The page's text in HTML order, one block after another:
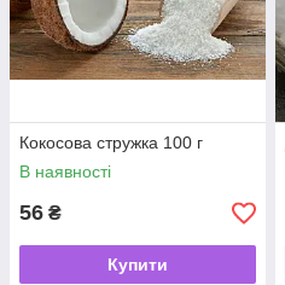
Кокосова стружка 100 г
В наявності
56 ₴
Купити